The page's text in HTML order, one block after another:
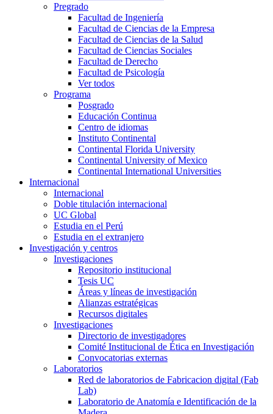
Pregrado
Facultad de Ingeniería
Facultad de Ciencias de la Empresa
Facultad de Ciencias de la Salud
Facultad de Ciencias Sociales
Facultad de Derecho
Facultad de Psicología
Ver todos
Programa
Posgrado
Educación Continua
Centro de idiomas
Instituto Continental
Continental Florida University
Continental University of Mexico
Continental International Universities
Internacional
Internacional
Doble titulación internacional
UC Global
Estudia en el Perú
Estudia en el extranjero
Investigación y centros
Investigaciones
Repositorio institucional
Tesis UC
Áreas y líneas de investigación
Alianzas estratégicas
Recursos digitales
Investigaciones
Directorio de investigadores
Comité Institucional de Ética en Investigación
Convocatorias externas
Laboratorios
Red de laboratorios de Fabricacion digital (Fab
Lab)
Laboratorio de Anatomía e Identificación de la